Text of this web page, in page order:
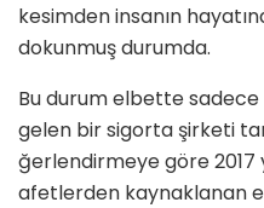
kesimden insanın
dokunmuş durumda.
Bu durum elbette sadece
gelen bir sigorta şirketi
ğerlendirmeye göre 2017
afetlerden kaynaklanan